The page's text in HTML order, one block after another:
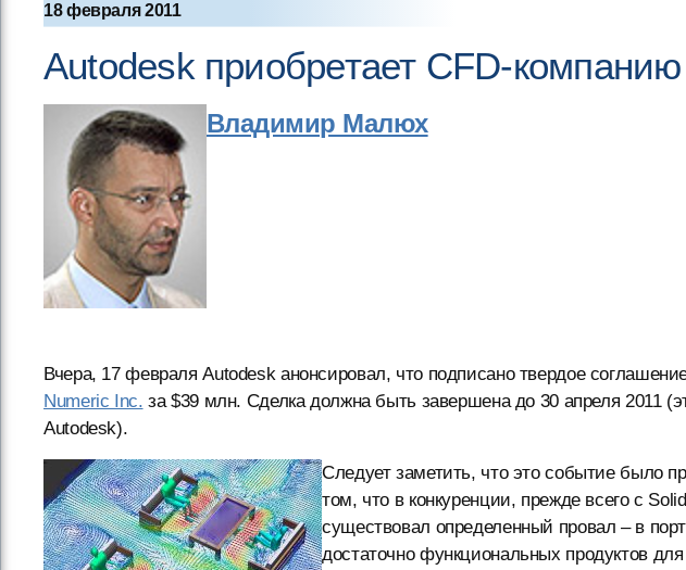
18 февраля 2011
Autodesk приобретает СFD-
Владимир Малюх
Вчера, 17 февраля Autodesk анонсировал, что подписано твердое
Numeric Inc. за $39 млн. Сделка должна быть завершена до 30 апреля 2011
Autodesk).
Следует заметить, что это событие было
том, что в конкуренции, прежде всего с
существовал определенный провал – в
достаточно функциональных продуктов